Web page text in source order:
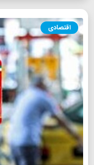
اقتصادی